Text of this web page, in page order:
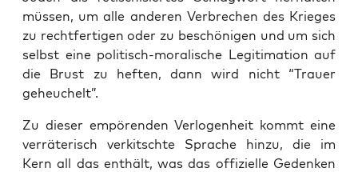
müs­sen, um alle ande­ren Ver­bre­chen des Krie­ges
zu recht­fer­ti­gen oder zu beschö­ni­gen und um sich
selbst eine poli­tisch-mora­li­sche Legi­ti­ma­ti­on auf
die Brust zu hef­ten, dann wird nicht “Trau­er
geheuchelt”.
Zu die­ser empö­ren­den Ver­lo­gen­heit kommt eine
ver­rä­te­risch ver­kitsch­te Spra­che hin­zu, die im
Kern all das ent­hält, was das offi­zi­el­le Geden­ken